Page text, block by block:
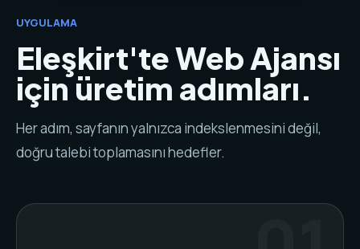
UYGULAMA
Eleşkirt'te Web Ajansı
için üretim adımları.
Her adım, sayfanın yalnızca indekslenmesini değil,
doğru talebi toplamasını hedefler.